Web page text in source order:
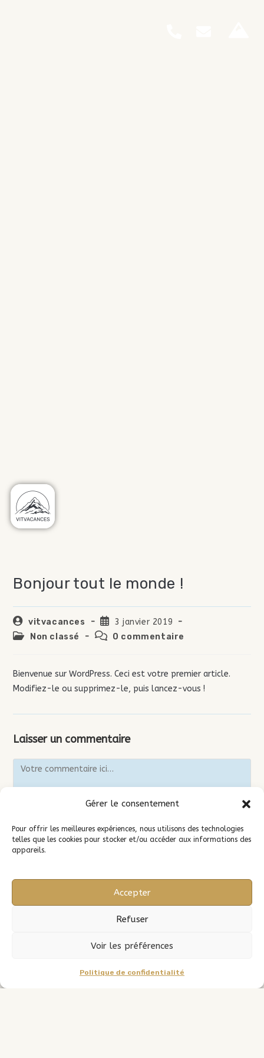
Gérer le consentement
Pour offrir les meilleures expériences, nous utilisons des technologies
telles que les cookies pour stocker et/ou accéder aux informations des
appareils.
Accepter
Refuser
Voir les préférences
Politique de confidentialité
Bonjour tout le monde !
vitvacances
3 janvier 2019
Non classé
0 commentaire
Bienvenue sur WordPress. Ceci est votre premier article.
Modifiez-le ou supprimez-le, puis lancez-vous !
Laisser un commentaire